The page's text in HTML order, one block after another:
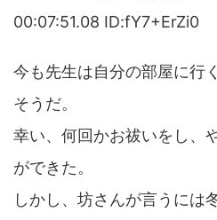
00:07:51.08 ID:fY7+ErZi0
今も先生は自分の部屋に行
そうだ。
幸い、何回かお祓いをし、
ができた。
しかし、坊さんが言うには